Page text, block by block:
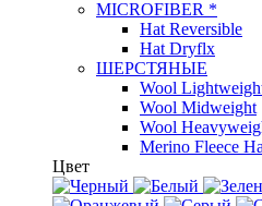
MICROFIBER *
Hat Reversible
Hat Dryflx
ШЕРСТЯНЫЕ
Wool
Wool Midweight
Wool
Merino Fleece
Цвет